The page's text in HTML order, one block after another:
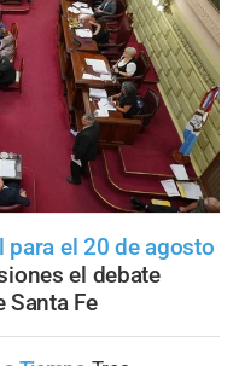
el 20 de agosto
el debate
Santa Fe